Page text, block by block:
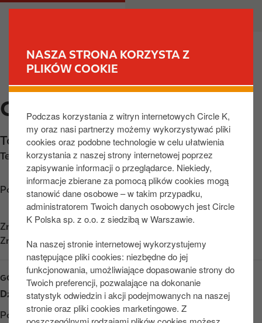
NASZA STRONA KORZYSTA Z
PLIKÓW COOKIE
Podczas korzystania z witryn internetowych Circle K,
my oraz nasi partnerzy możemy wykorzystywać pliki
cookies oraz podobne technologie w celu ułatwienia
korzystania z naszej strony internetowej poprzez
zapisywanie informacji o przeglądarce. Niekiedy,
informacje zbierane za pomocą plików cookies mogą
stanowić dane osobowe – w takim przypadku,
administratorem Twoich danych osobowych jest Circle
K Polska sp. z o.o. z siedzibą w Warszawie.
Na naszej stronie internetowej wykorzystujemy
następujące pliki cookies: niezbędne do jej
funkcjonowania, umożliwiające dopasowanie strony do
Twoich preferencji, pozwalające na dokonanie
statystyk odwiedzin i akcji podejmowanych na naszej
stronie oraz pliki cookies marketingowe. Z
d
o
t
r
e
c
M
v
CIRCLE K PODGORZYN
Topolowa 2,Podgórzyn,58-562 ,PL
Telefon: +48757621882
Poznaj wskazówki dojazdu
Znajdź nas na
App Store
Znajdź nas naGoogle Play
GODZINY OTWARCIA
Dzień
Opening hours
Poniedziałek
Otwarte 24/7